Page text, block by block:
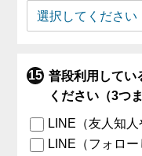
普段利用してい
ください（3つま
LINE（友人知人
LINE（フォロ